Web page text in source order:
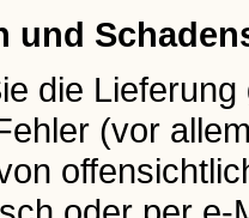
und
die
(vor